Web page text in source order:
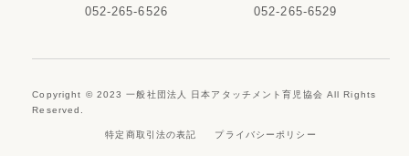
052-265-6526
052-265-6529
Copyright © 2023 一般社団法人 日本アタッチメント育児協会 All Rights
Reserved.
特定商取引法の表記 プライバシーポリシー